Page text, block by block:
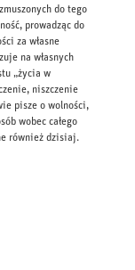
do tego
prowadząc do
za własne
na własnych
„życia w
niszczenie
pisze o wolności,
wobec całego
również dzisiaj.